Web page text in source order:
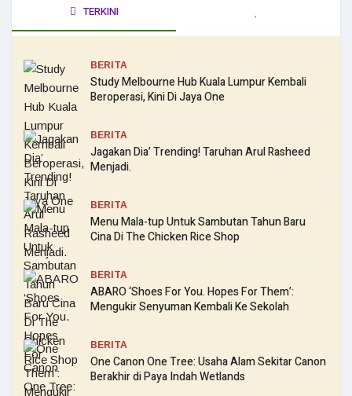
TERKINI
BERITA
Study Melbourne Hub Kuala Lumpur Kembali
Beroperasi, Kini Di Jaya One
BERITA
Jagakan Dia’ Trending! Taruhan Arul Rasheed
Menjadi.
BERITA
Menu Mala-tup Untuk Sambutan Tahun Baru
Cina Di The Chicken Rice Shop
BERITA
ABARO ‘Shoes For You. Hopes For Them’:
Mengukir Senyuman Kembali Ke Sekolah
BERITA
One Canon One Tree: Usaha Alam Sekitar Canon
Berakhir di Paya Indah Wetlands